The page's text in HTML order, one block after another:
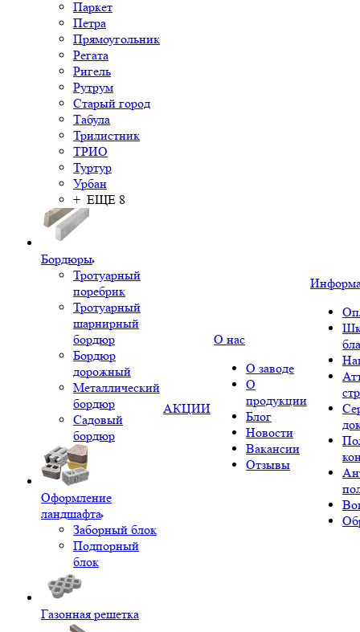
Паркет
Петра
Прямоугольник
Регата
Ригель
Рутрум
Старый город
Табула
Трилистник
ТРИО
Туртур
Урбан
+ ЕЩЕ 8
Бордюры
Тротуарный
поребрик
Тротуарный
шарнирный
бордюр
Бордюр
дорожный
Металлический
бордюр
Садовый
бордюр
Оформление
ландшафта
Заборный блок
Подпорный
блок
Газонная решетка
АКЦИИ
О нас
О заводе
О
продукции
Блог
Новости
Вакансии
Отзывы